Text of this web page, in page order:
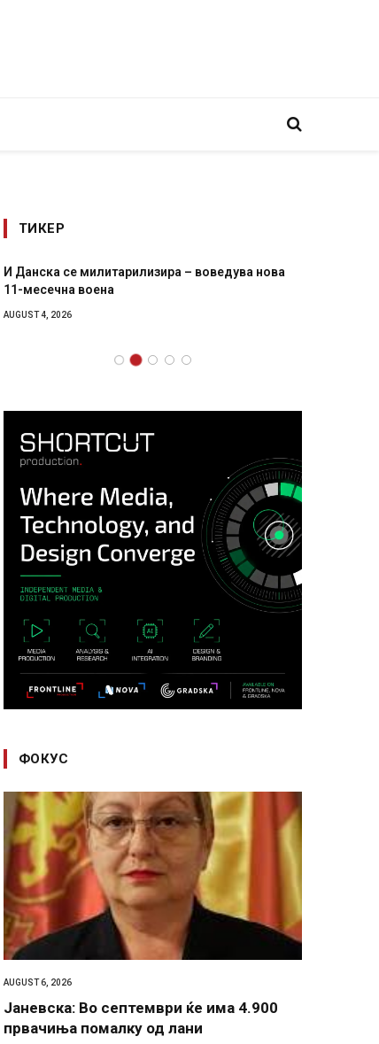
ТИКЕР
И Данска се милитарилизира – воведува нова
11-месечна воена
AUGUST 4, 2026
ФОКУС
AUGUST 6, 2026
Јаневска: Во септември ќе има 4.900
првачиња помалку од лани